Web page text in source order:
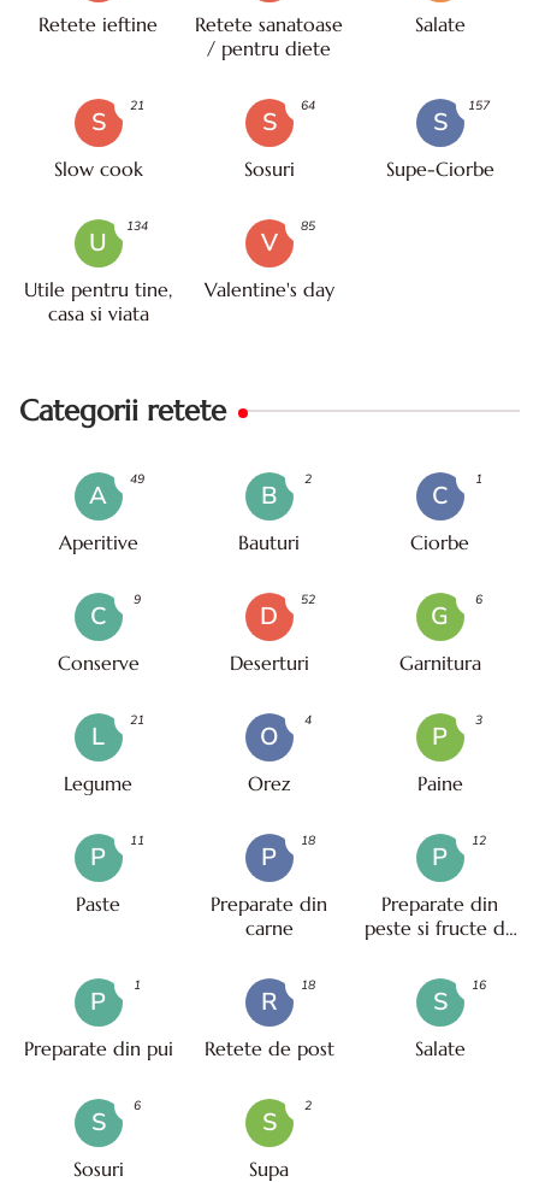
Retete ieftine
Retete sanatoase
/ pentru diete
Salate
S
Slow cook
21
S
Sosuri
64
S
Supe-Ciorbe
157
U
Utile pentru tine,
casa si viata
134
V
Valentine's day
85
Categorii retete
A
Aperitive
49
B
Bauturi
2
C
Ciorbe
1
C
Conserve
9
D
Deserturi
52
G
Garnitura
6
L
Legume
21
O
Orez
4
P
Paine
3
P
Paste
11
P
Preparate din
carne
18
P
Preparate din
peste si fructe de
12
P
Preparate din pui
1
R
Retete de post
18
S
Salate
16
S
Sosuri
6
S
Supa
2